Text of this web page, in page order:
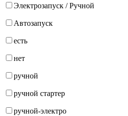
Электрозапуск / Ручной
Автозапуск
есть
нет
ручной
ручной стартер
ручной-электро